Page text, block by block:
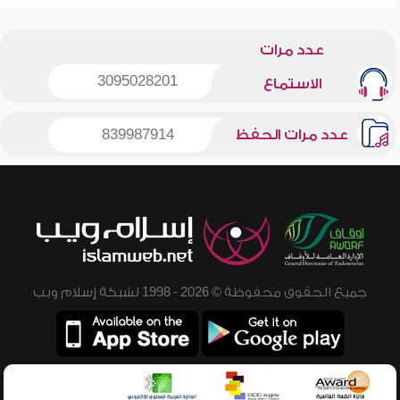
عدد مرات
الاستماع 3095028201
عدد مرات الحفظ 839987914
جميع الحقوق محفوظة © 2026 - 1998 لشبكة إسلام ويب